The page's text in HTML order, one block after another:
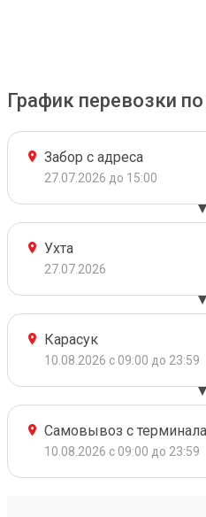
График перевозки
Забор с адреса
27.07.2026 до 15:00
Ухта
27.07.2026
Карасук
10.08.2026 с 09:00 до 23:59
Самовывоз с
10.08.2026 с 09:00 до 23:59